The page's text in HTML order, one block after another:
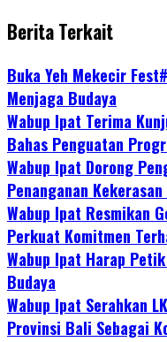
Berita Terkait
Buka Yeh Mekecir
Menjaga Budaya
Wabup Ipat Terima
Bahas Penguatan
Wabup Ipat Dorong
Penanganan
Wabup Ipat Resmikan
Perkuat Komitmen
Wabup Ipat Harap
Budaya
Wabup Ipat Serahkan
Provinsi Bali Sebagai